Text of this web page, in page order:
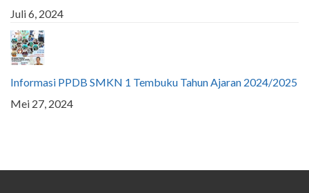
Juli 6, 2024
Informasi PPDB SMKN 1 Tembuku Tahun Ajaran 2024/2025
Mei 27, 2024